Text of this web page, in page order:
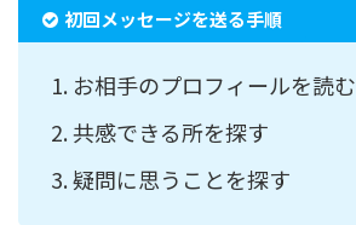
初回メッセージを送る手順
お相手のプロフィールを読む
共感できる所を探す
疑問に思うことを探す